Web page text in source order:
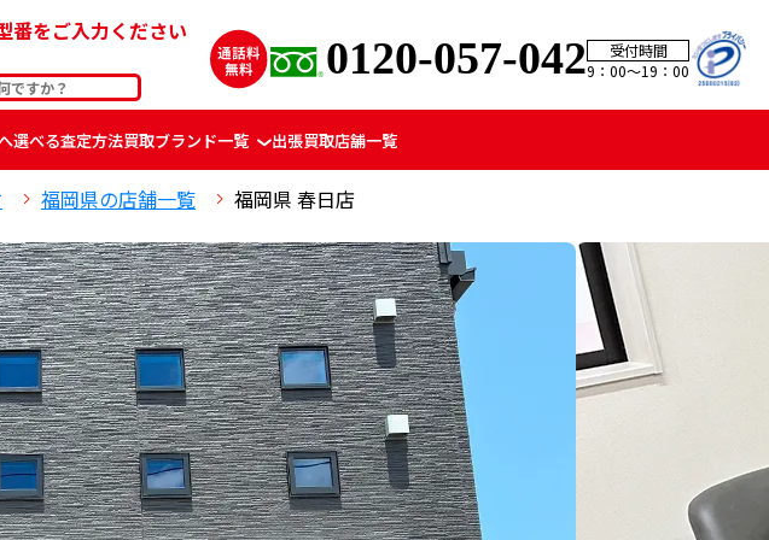
番をご入力ください
0120-057-042
受付時間
9：00〜19：00
選べる査定方法買取ブランド一覧 出張買取店舗一覧
福岡県の店舗一覧 福岡県 春日店